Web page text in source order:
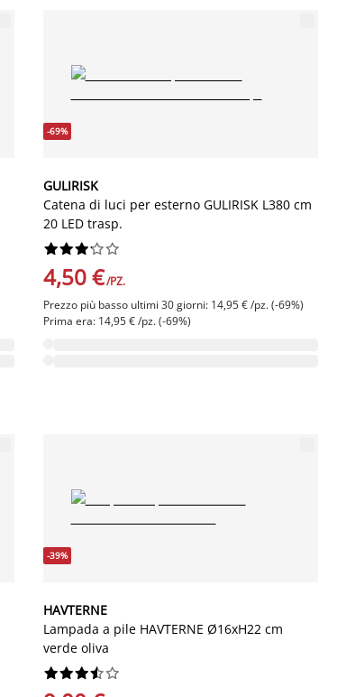
-69%
GULIRISK
Catena di luci per esterno GULIRISK L380 cm
20 LED trasp.






4,50 €/PZ.
Prezzo più basso ultimi 30 giorni: 14,95 € /pz. (-69%)
Prima era: 14,95 € /pz. (-69%)
-39%
HAVTERNE
Lampada a pile HAVTERNE Ø16xH22 cm
verde oliva





